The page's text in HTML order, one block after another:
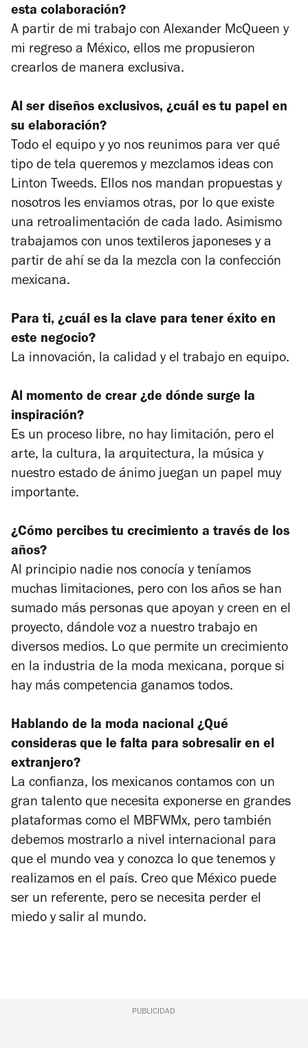
esta colaboración?
A partir de mi trabajo con Alexander McQueen y
mi regreso a México, ellos me propusieron
crearlos de manera exclusiva.
Al ser diseños exclusivos, ¿cuál es tu papel en
su elaboración?
Todo el equipo y yo nos reunimos para ver qué
tipo de tela queremos y mezclamos ideas con
Linton Tweeds. Ellos nos mandan propuestas y
nosotros les enviamos otras, por lo que existe
una retroalimentación de cada lado. Asimismo
trabajamos con unos textileros japoneses y a
partir de ahí se da la mezcla con la confección
mexicana.
Para ti, ¿cuál es la clave para tener éxito en
este negocio?
La innovación, la calidad y el trabajo en equipo.
Al momento de crear ¿de dónde surge la
inspiración?
Es un proceso libre, no hay limitación, pero el
arte, la cultura, la arquitectura, la música y
nuestro estado de ánimo juegan un papel muy
importante.
¿Cómo percibes tu crecimiento a través de los
años?
Al principio nadie nos conocía y teníamos
muchas limitaciones, pero con los años se han
sumado más personas que apoyan y creen en el
proyecto, dándole voz a nuestro trabajo en
diversos medios. Lo que permite un crecimiento
en la industria de la moda mexicana, porque si
hay más competencia ganamos todos.
Hablando de la moda nacional ¿Qué
consideras que le falta para sobresalir en el
extranjero?
La confianza, los mexicanos contamos con un
gran talento que necesita exponerse en grandes
plataformas como el MBFWMx, pero también
debemos mostrarlo a nivel internacional para
que el mundo vea y conozca lo que tenemos y
realizamos en el país. Creo que México puede
ser un referente, pero se necesita perder el
miedo y salir al mundo.
PUBLICIDAD